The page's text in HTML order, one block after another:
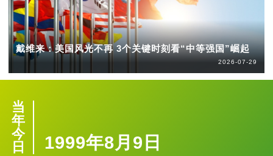
戴维来：美国风光不再 3个关键时刻看“中等强国”崛起
2026-07-29
当
年
今
日
1999年8月9日